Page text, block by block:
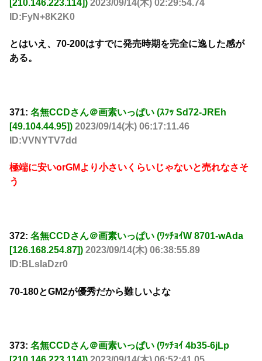
[210.146.223.114]) 2023/09/14(木) 02:29:54.74
ID:FyN+8K2K0
とはいえ、70-200はすでに発売時期を完全に逸した感が
ある。
371: 名無CCDさん＠画素いっぱい (ｽﾌｯ Sd72-JREh
[49.104.44.95]) 2023/09/14(木) 06:17:11.46
ID:VVNYTV7dd
極端に安いorGMより小さいくらいじゃないと売れなさそ
う
372: 名無CCDさん＠画素いっぱい (ﾜｯﾁｮｲW 8701-wAda
[126.168.254.87]) 2023/09/14(木) 06:38:55.89
ID:BLsIaDzr0
70-180とGM2が優秀だから難しいよな
373: 名無CCDさん＠画素いっぱい (ﾜｯﾁｮｲ 4b35-6jLp